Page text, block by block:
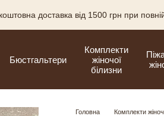
доставка від 1500 грн при
Бюстгальтери
Комплекти
жіночої
білизни
Головна Комплекти